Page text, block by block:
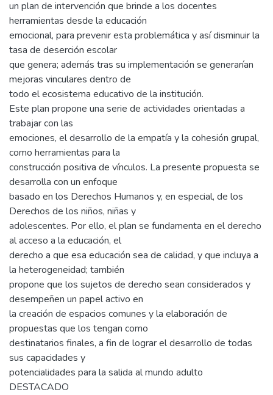
un plan de intervención que brinde a los docentes
herramientas desde la educación
emocional, para prevenir esta problemática y así disminuir la
tasa de deserción escolar
que genera; además tras su implementación se generarían
mejoras vinculares dentro de
todo el ecosistema educativo de la institución.
Este plan propone una serie de actividades orientadas a
trabajar con las
emociones, el desarrollo de la empatía y la cohesión grupal,
como herramientas para la
construcción positiva de vínculos. La presente propuesta se
desarrolla con un enfoque
basado en los Derechos Humanos y, en especial, de los
Derechos de los niños, niñas y
adolescentes. Por ello, el plan se fundamenta en el derecho
al acceso a la educación, el
derecho a que esa educación sea de calidad, y que incluya a
la heterogeneidad; también
propone que los sujetos de derecho sean considerados y
desempeñen un papel activo en
la creación de espacios comunes y la elaboración de
propuestas que los tengan como
destinatarios finales, a fin de lograr el desarrollo de todas
sus capacidades y
potencialidades para la salida al mundo adulto
DESTACADO